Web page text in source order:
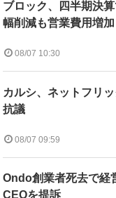
ブロック、四半期決
幅削減も営業費用増加
08/07 10:30
カルシ、ネットフリ
抗議
08/07 09:59
Ondo創業者死去で経
CEOを提訴